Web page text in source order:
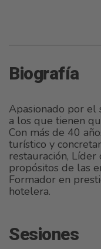
Biografía
Apasionado por el
a los que tienen
Con más de 40
turístico y
restauración,
propósitos de las
Formador en
hotelera.
Sesiones